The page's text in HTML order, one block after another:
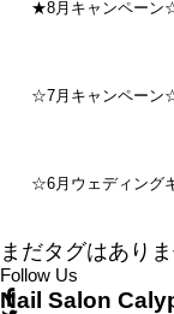
★8月キャンペーン
☆7月キャンペーン
☆6月ウェディング
まだタグはありま
Follow Us
Nail Salon